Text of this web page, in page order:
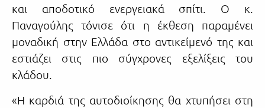
και αποδοτικό ενεργειακά σπίτι. Ο κ.
Παναγούλης τόνισε ότι η έκθεση παραμένει
μοναδική στην Ελλάδα στο αντικείμενό της και
εστιάζει στις πιο σύγχρονες εξελίξεις του
κλάδου.
«Η καρδιά της αυτοδιοίκησης θα χτυπήσει στη